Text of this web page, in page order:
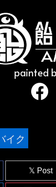
painted
イク
Post